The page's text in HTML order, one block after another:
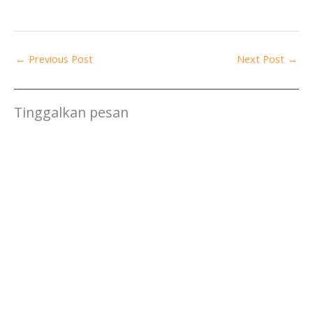
← Previous Post Next Post →
Tinggalkan pesan